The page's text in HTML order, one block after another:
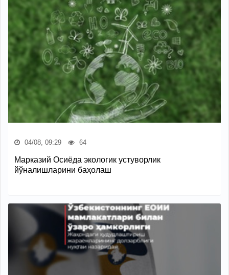
04/08, 09:29 64
Марказий Осиёда экологик устуворлик
йўналишларини баҳолаш